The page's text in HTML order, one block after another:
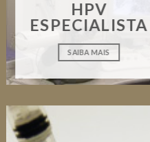
HPV
ESPECIALISTA
SAIBA MAIS